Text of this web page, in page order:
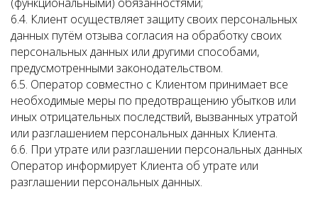
6.4. Клиент осуществляет защиту своих персональных
данных путём отзыва согласия на обработку своих
персональных данных или другими способами,
предусмотренными законодательством.
6.5. Оператор совместно с Клиентом принимает все
необходимые меры по предотвращению убытков или
иных отрицательных последствий, вызванных утратой
или разглашением персональных данных Клиента.
6.6. При утрате или разглашении персональных данных
Оператор информирует Клиента об утрате или
разглашении персональных данных.